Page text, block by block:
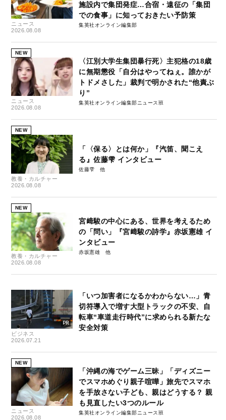
ニュース
2026.08.08
施設内で集団発症…合宿・遠征の「集団
での食事」に知っておきたい予防策
集英社オンライン編集部
NEW
ニュース
2026.08.08
〈江別大学生集団暴行死〉主犯格の18歳
に無期懲役「自分はやってねぇ。誰かが
トドメさした」裁判で明かされた“他責ぶ
り”
集英社オンライン編集部ニュース班
NEW
教養・カルチャー
2026.08.08
「〈保る〉とは何か」『汽笛、聞こえ
る』佐藤雫 インタビュー
佐藤雫
NEW
教養・カルチャー
2026.08.08
宮﨑駿の中心にある、世界を考えるため
の「問い」『宮﨑駿の詩学』赤坂憲雄 イ
ンタビュー
赤坂憲雄
ビジネス
2026.07.21
「いつ加害者になるかわからない…」青
切符導入で増す大型トラックの不安、自
転車“車道走行時代”に求められる新たな
安全対策
NEW
ニュース
2026.08.08
「沖縄の海でゲーム三昧」「ディズニー
でスマホめぐり親子喧嘩」旅先でスマホ
を手放さない子ども、親はどうする？ 親
も見直したい3つのルール
集英社オンライン編集部ニュース班